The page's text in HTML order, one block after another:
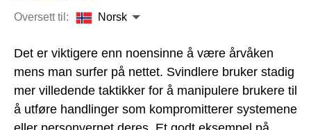
Oversett til:
Norsk
Det er viktigere enn noensinne å være årvåken
mens man surfer på nettet. Svindlere bruker stadig
mer villedende taktikker for å manipulere brukere til
å utføre handlinger som kompromitterer systemene